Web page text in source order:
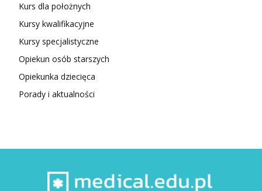
Kurs dla położnych
Kursy kwalifikacyjne
Kursy specjalistyczne
Opiekun osób starszych
Opiekunka dziecięca
Porady i aktualności